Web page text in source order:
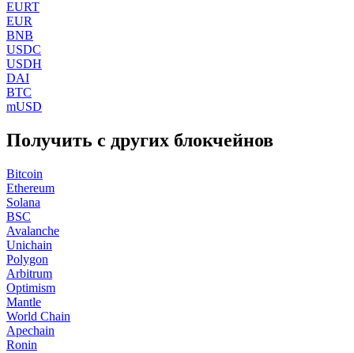
EURT
EUR
BNB
USDC
USDH
DAI
BTC
mUSD
Получить с других блокчейнов
Bitcoin
Ethereum
Solana
BSC
Avalanche
Unichain
Polygon
Arbitrum
Optimism
Mantle
World Chain
Apechain
Ronin